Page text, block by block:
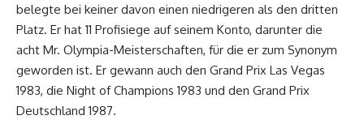
belegte bei keiner davon einen niedrigeren als den dritten
Platz. Er hat 11 Profisiege auf seinem Konto, darunter die
acht Mr. Olympia-Meisterschaften, für die er zum Synonym
geworden ist. Er gewann auch den Grand Prix Las Vegas
1983, die Night of Champions 1983 und den Grand Prix
Deutschland 1987.